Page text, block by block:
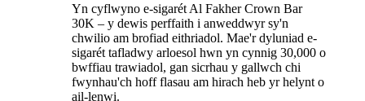
Yn cyflwyno e-sigarét Al Fakher Crown Bar
30K – y dewis perffaith i anweddwyr sy'n
chwilio am brofiad eithriadol. Mae'r dyluniad e-
sigarét tafladwy arloesol hwn yn cynnig 30,000 o
bwffiau trawiadol, gan sicrhau y gallwch chi
fwynhau'ch hoff flasau am hirach heb yr helynt o
ail-lenwi.